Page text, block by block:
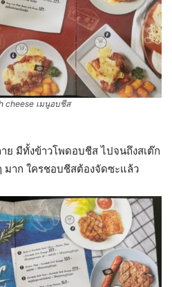
cheese เมนูอบชีส
ย มีทั้งข้าวโพดอบชีส ไปจนถึงสเต๊ก
มาก ใครชอบชีสต้องจัดซะแล้ว